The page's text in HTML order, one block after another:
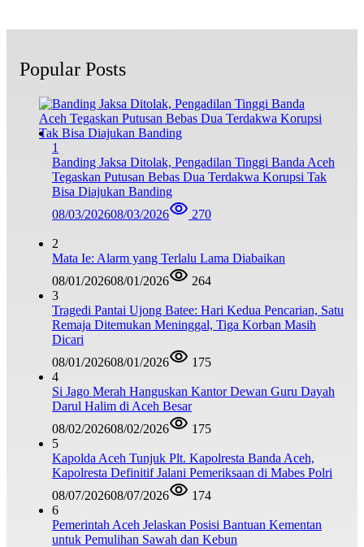
Popular Posts
1
Banding Jaksa Ditolak, Pengadilan Tinggi Banda Aceh
Tegaskan Putusan Bebas Dua Terdakwa Korupsi Tak
Bisa Diajukan Banding
08/03/202608/03/2026 270
2
Mata Ie: Alarm yang Terlalu Lama Diabaikan
08/01/202608/01/2026
264
3
Tragedi Pantai Ujong Batee: Hari Kedua Pencarian, Satu
Remaja Ditemukan Meninggal, Tiga Korban Masih
Dicari
08/01/202608/01/2026
175
4
Si Jago Merah Hanguskan Kantor Dewan Guru Dayah
Darul Halim di Aceh Besar
08/02/202608/02/2026
175
5
Kapolda Aceh Tunjuk Plt. Kapolresta Banda Aceh,
Kapolresta Definitif Jalani Pemeriksaan di Mabes Polri
08/07/202608/07/2026
174
6
Pemerintah Aceh Jelaskan Posisi Bantuan Kementan
untuk Pemulihan Sawah dan Kebun